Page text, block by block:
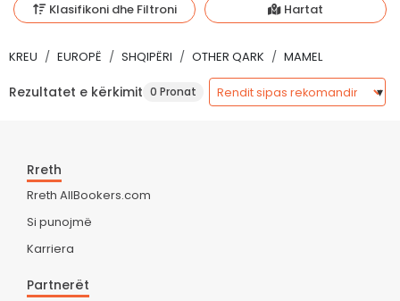
Klasifikoni dhe Filtroni Hartat
KREU EUROPË SHQIPËRI OTHER QARK MAMEL
Rezultatet e kërkimit 0 Pronat
Rreth
Rreth AllBookers.com
Si punojmë
Karriera
Partnerët